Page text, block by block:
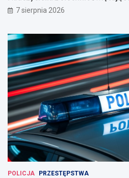
7 sierpnia 2026
POLICJA PRZESTĘPSTWA